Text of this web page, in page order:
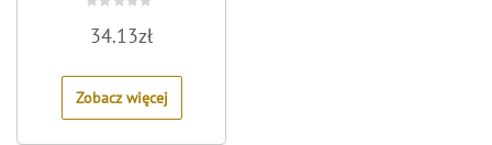
0
out
5
34.13zł
Zobacz więcej